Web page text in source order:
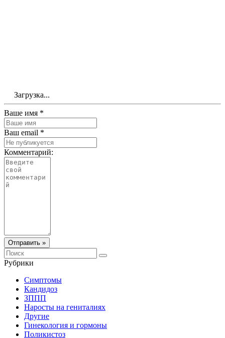
Загрузка...
Ваше имя *
Ваш email *
Комментарий:
Отправить »
Рубрики
Симптомы
Кандидоз
ЗППП
Наросты на гениталиях
Другие
Гинекология и гормоны
Поликистоз